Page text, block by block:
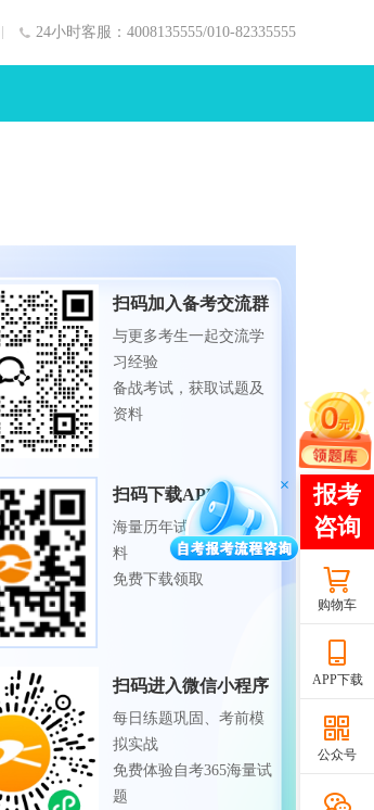
24小时客服：4008135555/010-82335555
扫码加入备考交流群
与更多考生一起交流学
习经验
备战考试，获取试题及
资料
扫码下载APP
海量历年试题、备考资
料
免费下载领取
扫码进入微信小程序
每日练题巩固、考前模
拟实战
免费体验自考365海量试
题
购物车
APP下载
公众号